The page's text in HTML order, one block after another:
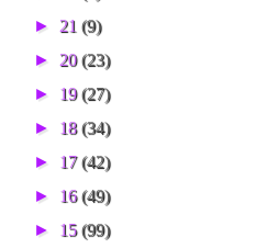
► 21 (9)
► 20(23)
► 19(27)
► 18(34)
► 17(42)
► 16(49)
► 15(99)